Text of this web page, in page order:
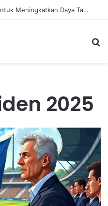
Strategi Kesehatan Harian untuk Meningkatkan Daya Tahan Tubuh dalam Beraktivitas
2025